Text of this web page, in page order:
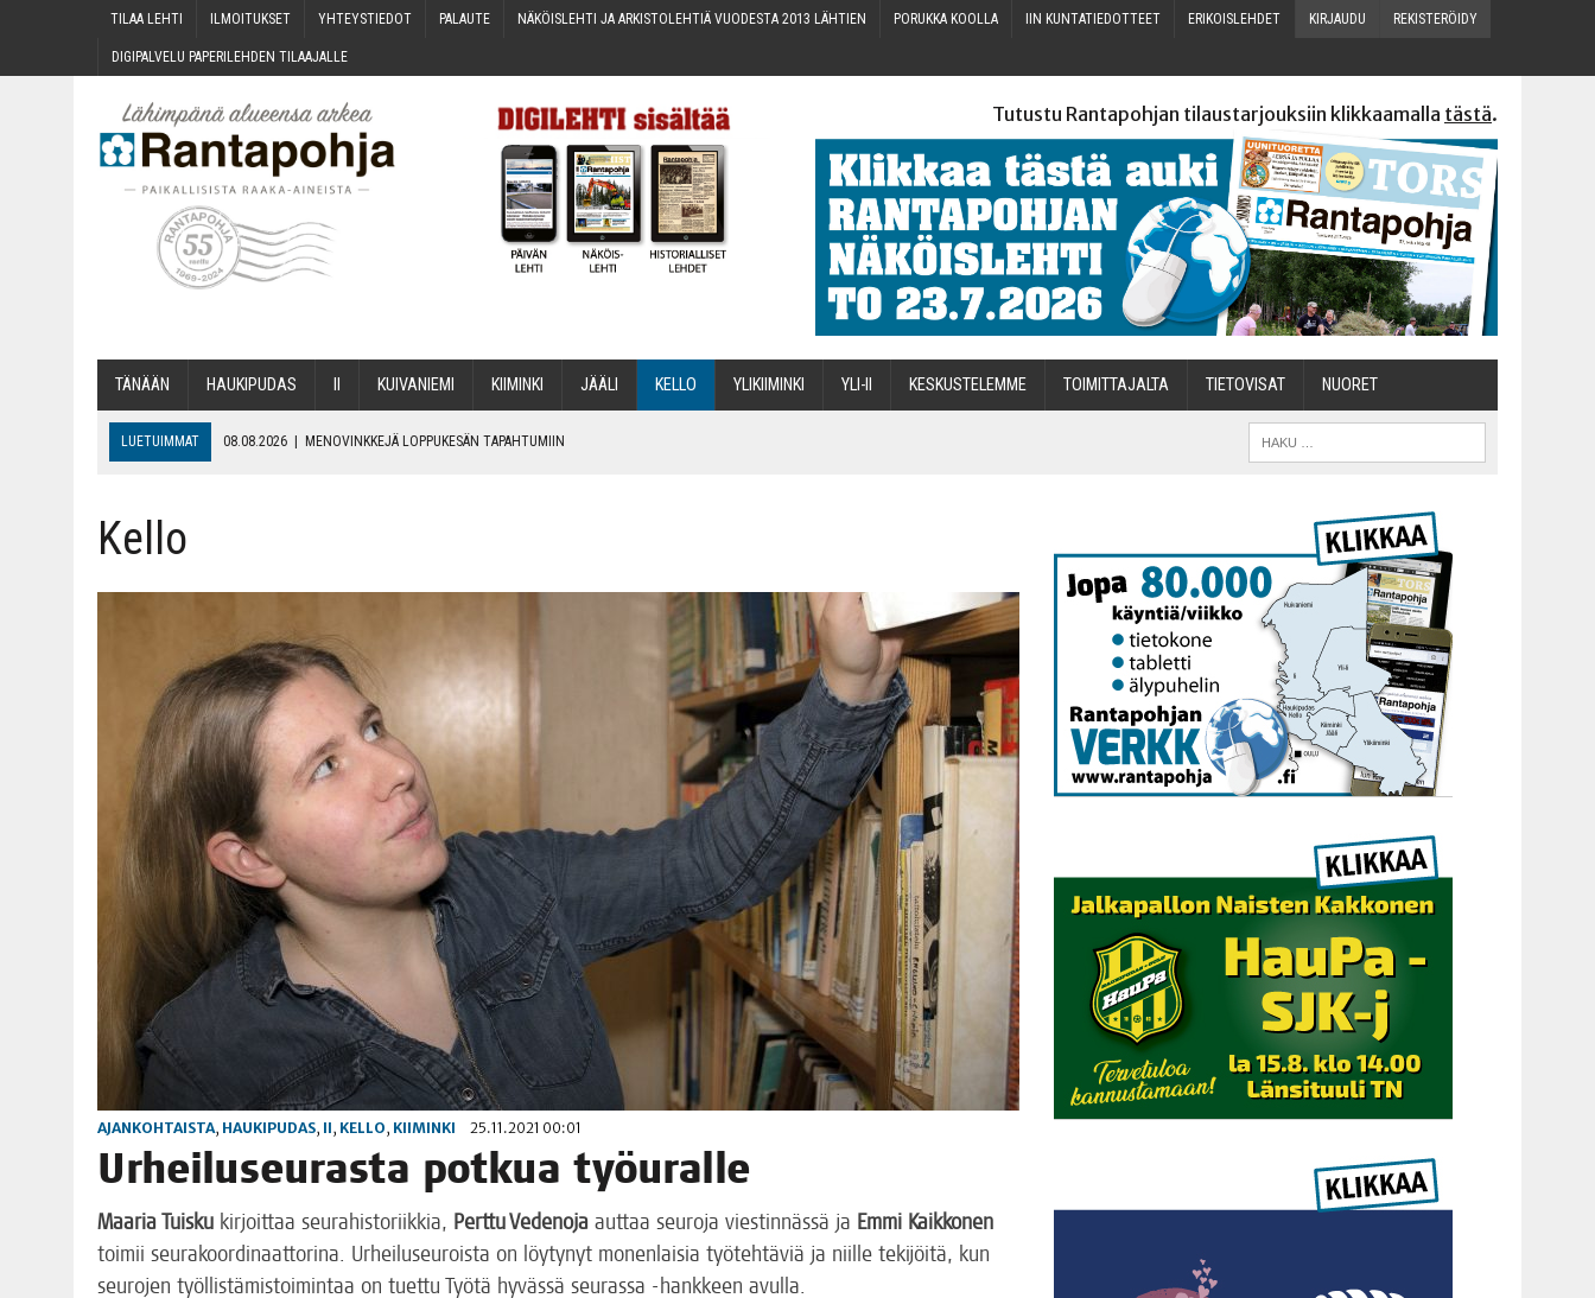
TILAA LEH­TI ILMOI­TUK­SET YHTEYS­TIE­DOT PALAU­TE NÄKÖIS­LEH­TI JA ARKIS­TO­LEH­TIÄ VUO­DES­TA 2013 LÄHTIEN PORUK­KA KOOLLA IIN KUN­TA­TIE­DOT­TEET ERI­KOIS­LEH­DET KIR­JAU­DU REKIS­TE­RÖI­DY
DIGI­PAL­VE­LU PAPE­RI­LEH­DEN TILAAJALLE
Tutustu Rantapohjan tilaustarjouksiin klikkaamalla tästä.
TÄNÄÄN HAU­KI­PU­DAS KUI­VA­NIE­MI KII­MIN­KI JÄÄ­LI KEL­LO YLI­KII­MIN­KI YLI-II KES­KUS­TE­LEM­ME TOI­MIT­TA­JAL­TA TIETOVISAT NUO­RET
LUETUIMMAT 08.08.2026 | MENO­VINK­KE­JÄ LOP­PU­KE­SÄN TAPAHTUMIIN
06.08.2026
06.08.2026
09.08.2026 | RAN­TA­POH­JAN TIE­TO­VI­SA 9.8.2026
Kello
AJANKOHTAISTA, HAUKIPUDAS, II, KELLO, KIIMINKI 25.11.2021 00:01
Urhei­luseu­ras­ta pot­kua työuralle
Maa­ria Tuis­ku kir­joit­taa seu­ra­his­to­riik­kia, Pert­tu Vede­no­ja aut­taa seu­ro­ja vies­tin­näs­sä ja Emmi Kaik­ko­nen
toi­mii seu­ra­koor­di­naat­to­ri­na. Urhei­luseu­rois­ta on löy­ty­nyt monen­lai­sia työ­teh­tä­viä ja niil­le teki­jöi­tä, kun
seu­ro­jen työl­lis­tä­mis­toi­min­taa on tuet­tu Työ­tä hyväs­sä seu­ras­sa ‑hank­keen avulla.